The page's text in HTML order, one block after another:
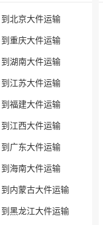
到北京大件运输
到重庆大件运输
到湖南大件运输
到江苏大件运输
到福建大件运输
到江西大件运输
到广东大件运输
到海南大件运输
到内蒙古大件运输
到黑龙江大件运输